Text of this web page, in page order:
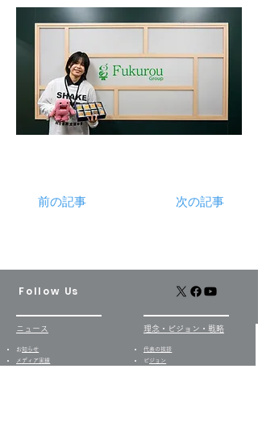
前の記事 次の記事
Follow Us
ニュース
​お知らせ
​​メディア実績
​理念・ビジョン・戦略
代表の挨拶
​ビジョン